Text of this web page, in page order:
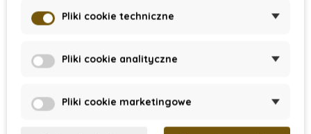
On Stock
Malowanie w wannie
- 6 sztuk farbek i
37 zł 47 zł
Pliki cookie techniczne
Pliki cookie analityczne
Pliki cookie marketingowe